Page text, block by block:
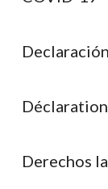
Declaración
Déclaration
Derechos